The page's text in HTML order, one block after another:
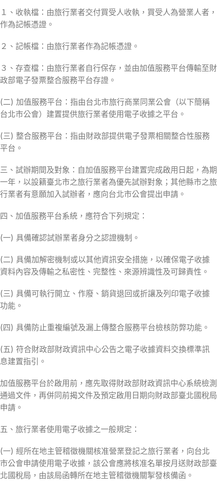
１、收執檔：由旅行業者交付買受人收執，買受人為營業人者，
作為記帳憑證。
２、記帳檔：由旅行業者作為記帳憑證。
３、存查檔：由旅行業者自行保存，並由加值服務平台傳輸至財
政部電子發票整合服務平台存證。
(二) 加值服務平台：指由台北市旅行商業同業公會（以下簡稱
台北市公會）建置提供旅行業者使用電子收據之平台。
(三) 整合服務平台：指由財政部提供電子發票相關整合性服務
平台。
三、試辦期間及對象：自加值服務平台建置完成啟用日起，為期
一年，以設籍臺北市之旅行業者為優先試辦對象；其他縣市之旅
行業者有意願加入試辦者，應向台北市公會提出申請。
四、加值服務平台系統，應符合下列規定：
(一) 具備確認試辦業者身分之認證機制。
(二) 具備加解密機制或以其他資訊安全措施，以確保電子收據
資料內容及傳輸之私密性、完整性、來源辨識性及可歸責性。
(三) 具備可執行開立、作廢、銷貨退回或折讓及列印電子收據
功能。
(四) 具備防止重複編號及漏上傳整合服務平台檢核防弊功能。
(五) 符合財政部財政資訊中心公告之電子收據資料交換標準訊
息建置指引。
加值服務平台於啟用前，應先取得財政部財政資訊中心系統檢測
通過文件，再併同前揭文件及預定啟用日期向財政部臺北國稅局
申請。
五、旅行業者使用電子收據之一般規定：
(一) 經所在地主管稽徵機關核准營業登記之旅行業者，向台北
市公會申請使用電子收據，該公會應將核准名單按月送財政部臺
北國稅局，由該局函轉所在地主管稽徵機關掣發核備函。